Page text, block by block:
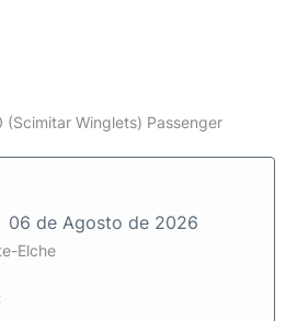
Winglets) Passenger
06 de Agosto de 2026
Elche